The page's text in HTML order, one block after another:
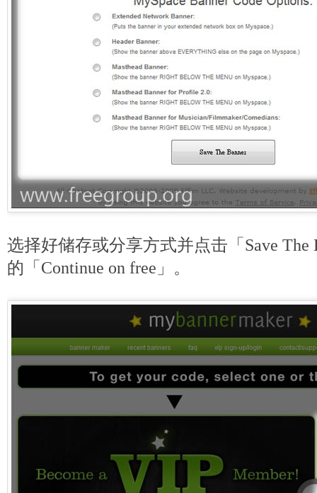
选择好储存或分享方式并点击「Save The
的「Continue on free」。